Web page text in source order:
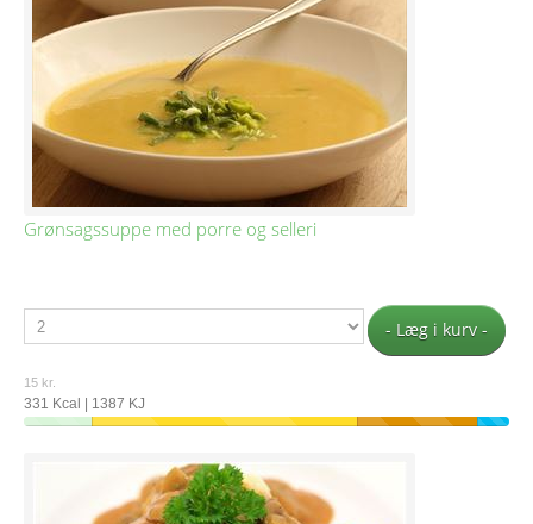
Grønsagssuppe med porre og selleri
- Læg i kurv -
15 kr.
331 Kcal | 1387 KJ